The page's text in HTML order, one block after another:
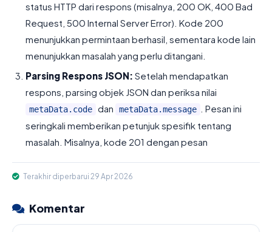
status HTTP dari respons (misalnya, 200 OK, 400 Bad
Request, 500 Internal Server Error). Kode 200
menunjukkan permintaan berhasil, sementara kode lain
menunjukkan masalah yang perlu ditangani.
Parsing Respons JSON: Setelah mendapatkan
respons, parsing objek JSON dan periksa nilai
metaData.code dan metaData.message
. Pesan ini
seringkali memberikan petunjuk spesifik tentang
masalah. Misalnya, kode 201 dengan pesan
Terakhir diperbarui 29 Apr 2026
Komentar